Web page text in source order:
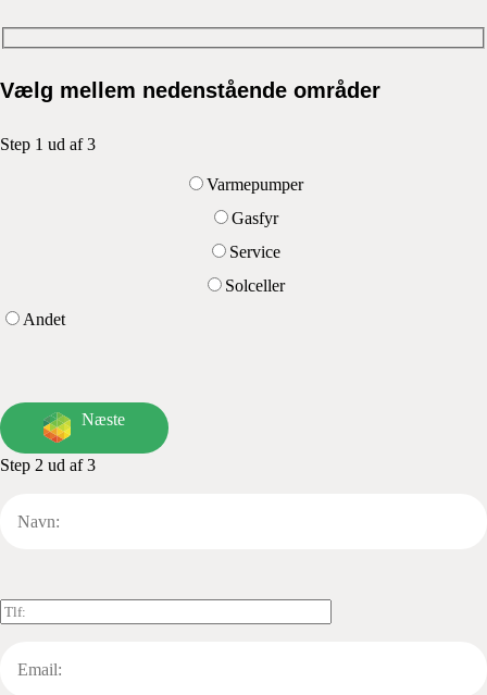
Vælg mellem nedenstående områder
Step 1 ud af 3
Varmepumper
Gasfyr
Service
Solceller
Andet
Næste
Step 2 ud af 3